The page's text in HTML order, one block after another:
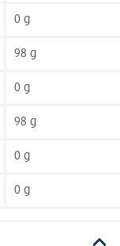
0 g
98 g
0 g
98 g
0 g
0 g